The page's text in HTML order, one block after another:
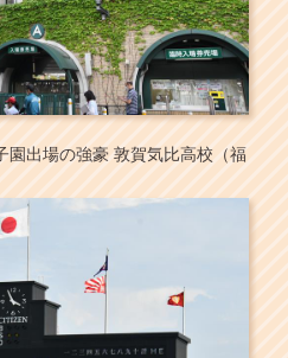
園出場の強豪 敦賀気比高校（福